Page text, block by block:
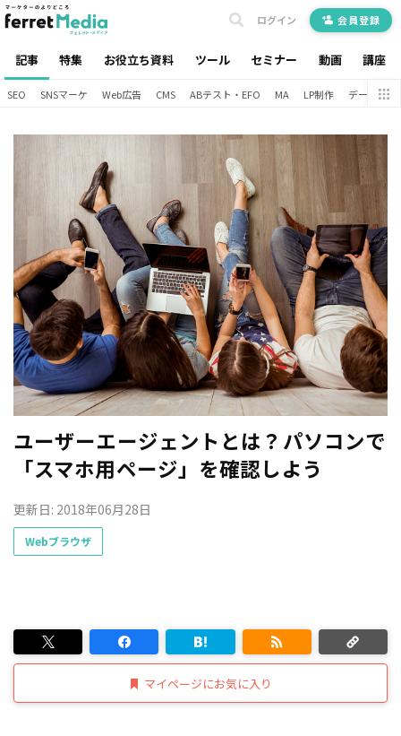
記事 特集 お役立ち資料 ツール セミナー 動画 講座
ログイン 会員登録
SEO SNSマーケ Web広告 CMS ABテスト・EFO MA LP制作 データ分析
ユーザーエージェントとは？パソコンで
「スマホ用ページ」を確認しよう
更新日: 2018年06月28日
Webブラウザ
マイページにお気に入り